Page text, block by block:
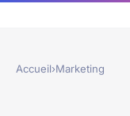
Accueil›Marketing